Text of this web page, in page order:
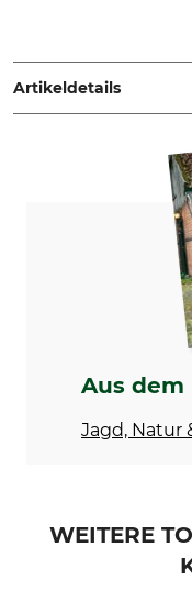
www.pinewood.eu
Artikeldetails
Modellbezeichnung
Waschen
30 °C Buntwäsche
Trocknen
Professionelle
Nicht trockenreinigen
Aus dem
Jagd, Natur
WEITERE